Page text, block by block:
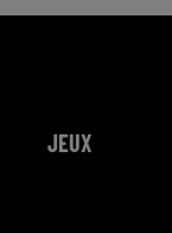
JEUX